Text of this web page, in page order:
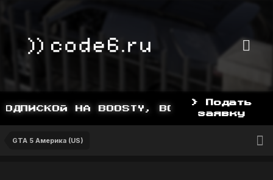
НА BOOSTY, BOOSTY.TO/YDDY
> Подать
заявку
GTA 5 Америка (US)